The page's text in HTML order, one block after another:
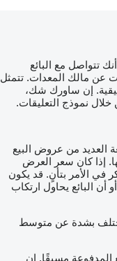
تتواصل مع البائع
عن مالك المعدات. تتمثل
إن ساورك شك،
نموذج التعليقات.
العديد من عروض البيع
إذا كان سعر العرض
في الأمر بتأنٍ. قد يكون
البائع يحاول ارتكاب
بشدة عن متوسط
المدفوعة مسبقًا. إن